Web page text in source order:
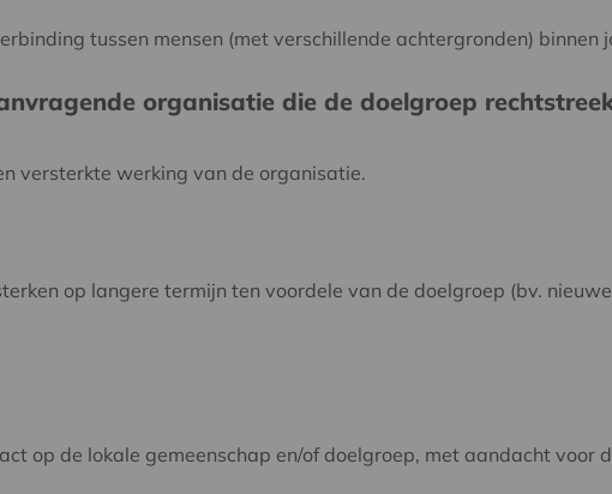
tussen mensen (met verschillende achtergronden) binnen
organisatie die de doelgroep
versterkte werking van de organisatie.
op langere termijn ten voordele van de doelgroep (bv.
op de lokale gemeenschap en/of doelgroep, met aandacht voor